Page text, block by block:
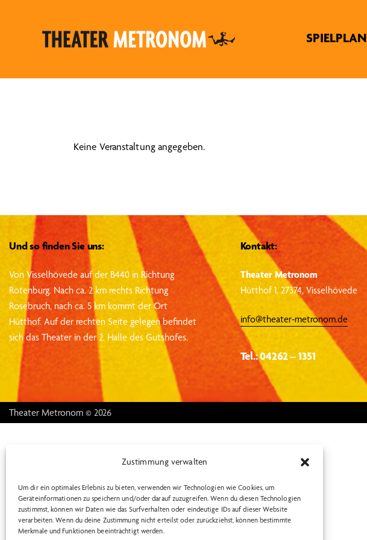
Zustimmung verwalten
Um dir ein optimales Erlebnis zu bieten, verwenden wir Technologien wie Cookies, um
Geräteinformationen zu speichern und/oder darauf zuzugreifen. Wenn du diesen Technologien
zustimmst, können wir Daten wie das Surfverhalten oder eindeutige IDs auf dieser Website
verarbeiten. Wenn du deine Zustimmung nicht erteilst oder zurückziehst, können bestimmte
Merkmale und Funktionen beeinträchtigt werden.
SPIELPLAN
Keine Veranstaltung angegeben.
Und so finden Sie uns:
Von Visselhövede auf der B440 in Richtung
Rotenburg. Nach ca. 2 km rechts Richtung
Rosebruch, nach ca. 5 km kommt der Ort
Hütthof. Auf der rechten Seite gelegen befindet
sich das Theater in der 2. Halle des Gutshofes.
Kontakt:
Theater Metronom
Hütthof 1, 27374, Visselhövede
info@theater-metronom.de
Tel.: 04262 – 1351
Theater Metronom © 2026